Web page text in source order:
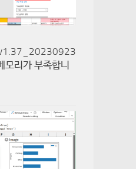
v1.37_20230923
모리가 부족합니